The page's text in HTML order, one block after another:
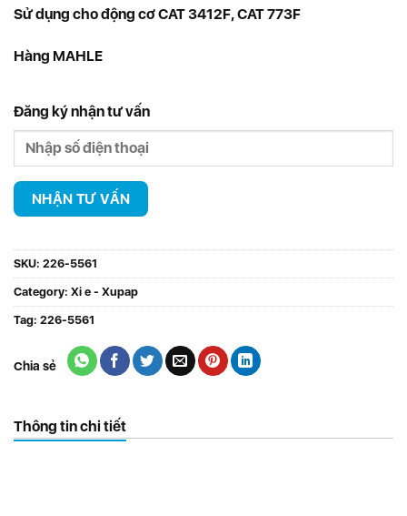
Sử dụng cho động cơ CAT 3412F, CAT 773F
Hàng MAHLE
Đăng ký nhận tư vấn
SKU: 226-5561
Category: Xi e - Xupap
Tag: 226-5561
Chia sẻ
Thông tin chi tiết